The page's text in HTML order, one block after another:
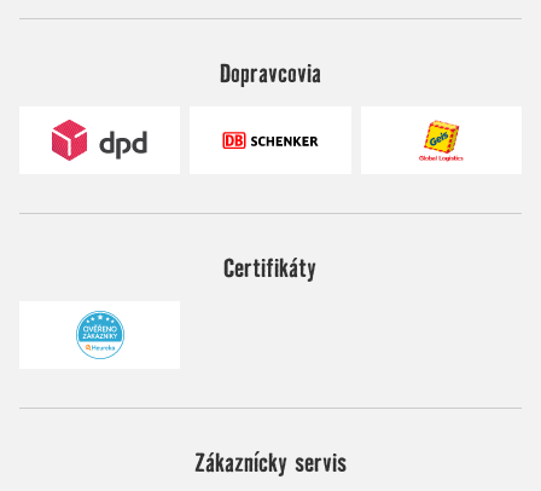
Dopravcovia
Certifikáty
Zákaznícky servis